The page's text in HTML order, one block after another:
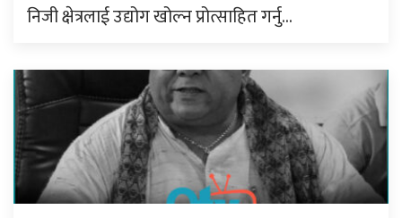
निजी क्षेत्रलाई उद्योग खोल्न प्रोत्साहित गर्नु…